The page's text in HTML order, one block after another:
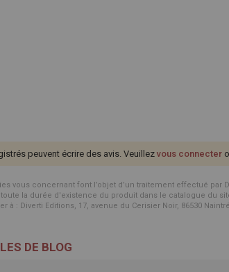
peuvent écrire des avis. Veuillez vous connecter
vous concernant font l’objet d’un traitement effectué
la durée d'existence du produit dans le catalogue du
à : Diverti Editions, 17, avenue du Cerisier Noir, 86530
DE BLOG